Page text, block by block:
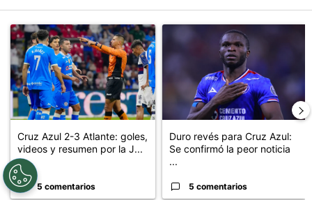
Un artículo de tendencia con el título "Cruz Azul 2-3 Atlante:
Cruz Azul 2-3 Atlante: goles,
videos y resumen por la J...
5 comentarios
Un artículo de tendencia con
Duro revés para Cruz Azul:
Se confirmó la peor noticia
...
5 comentarios